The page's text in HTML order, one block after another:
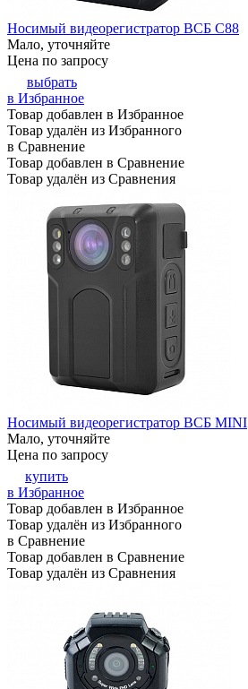
Носимый видеорегистратор ВСБ С88
Мало, уточняйте
Цена по запросу
выбрать
в Избранное
Товар добавлен в Избранное
Товар удалён из Избранного
в Сравнение
Товар добавлен в Сравнение
Товар удалён из Сравнения
Носимый видеорегистратор ВСБ MINI
Мало, уточняйте
Цена по запросу
купить
в Избранное
Товар добавлен в Избранное
Товар удалён из Избранного
в Сравнение
Товар добавлен в Сравнение
Товар удалён из Сравнения